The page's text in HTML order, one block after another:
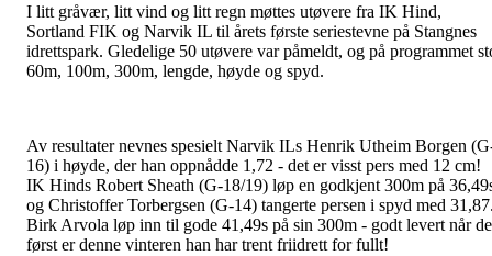
I litt gråvær, litt vind og litt regn møttes utøvere fra IK Hind,
Sortland FIK og Narvik IL til årets første seriestevne på Stangnes
idrettspark. Gledelige 50 utøvere var påmeldt, og på programmet
60m, 100m, 300m, lengde, høyde og spyd.
Av resultater nevnes spesielt Narvik ILs Henrik Utheim Borgen
16) i høyde, der han oppnådde 1,72 - det er visst pers med 12 cm!
IK Hinds Robert Sheath (G-18/19) løp en godkjent 300m på
og Christoffer Torbergsen (G-14) tangerte persen i spyd med
Birk Arvola løp inn til gode 41,49s på sin 300m - godt levert når
først er denne vinteren han har trent friidrett for fullt!